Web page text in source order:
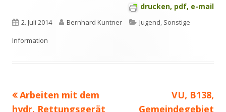
drucken, pdf, e-mail
Veröffentlicht
am
2. Juli 2014 Autor
Bernhard Kuntner Kategorien
Jugend, Sonstige
Information
Beitragsnavigation
Vorheriger
Beitrag:
Arbeiten mit dem
hydr. Rettungsgerät
Nächster
Beitrag
VU, B138,
Gemeindegebiet